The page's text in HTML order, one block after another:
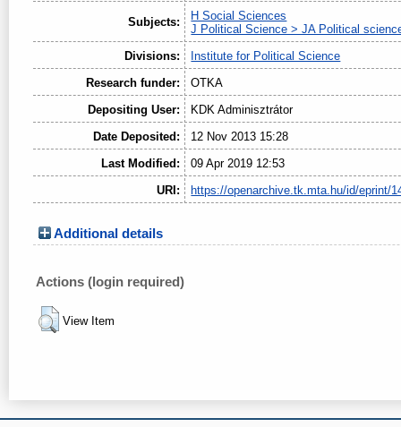
Subjects:
H Social Sciences
J Political Science > JA Political
Divisions:
Institute for Political Science
Research funder:
OTKA
Depositing User:
KDK Adminisztrátor
Date Deposited:
12 Nov 2013 15:28
Last Modified:
09 Apr 2019 12:53
URI:
https://openarchive.tk.mta.hu/id/eprint/
Additional details
Actions (login required)
View Item